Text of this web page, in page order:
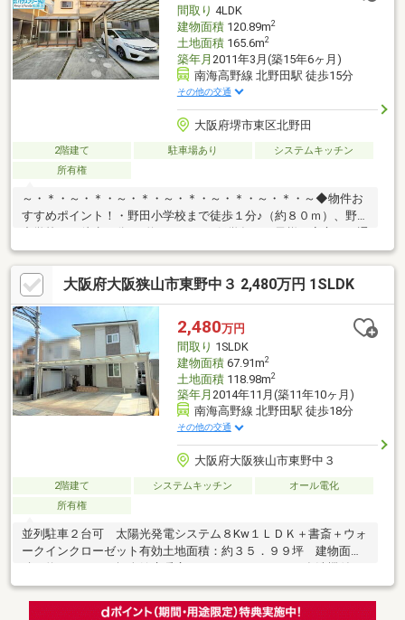
間取り 4LDK
建物面積120.89m2
土地面積165.6m2
築年月 2011年3月(築15年6ヶ月)
南海高野線 北野田駅 徒歩15分
その他の交通
大阪府堺市東区北野田
2階建て 駐車場あり
システムキッチン
所有権
～・＊・～・＊・～・＊・～・＊・～・＊・～・＊・～◆物件お
すすめポイント！・野田小学校まで徒歩１分♪（約８０ｍ）、野田
中学校まで徒歩５分♪（約４００ｍ）低学年のお子様も安心して通
学できます♪・一種低層の閑静な住宅地♪のびのびと子育てをした
いご家族にぴったりです♪・ＬＤＫは１６.３帖♪対面キッチン採用
のリビングは家族が一つになれる空間となります！ハウスフリー
ダムは【東証スタンダード上場企業】です。不動産購入や住宅ロ
ーンについては、ハウスフリーダムにお任せ下さい。（ご来店の
際は、店舗前に大型駐車場を完備しております！）
大阪府大阪狭山市東野中３ 2,480万円 1SLDK
2,480万円
間取り 1SLDK
建物面積67.91m2
土地面積118.98m2
築年月 2014年11月(築11年10ヶ月)
南海高野線 北野田駅 徒歩18分
その他の交通
大阪府大阪狭山市東野中３
2階建て システムキッチン
オール電化
所有権
並列駐車２台可 太陽光発電システム８Kw１ＬＤＫ＋書斎＋ウォ
ークインクローゼット有効土地面積：約３５．９９坪 建物面
１階玄関にも洗面台有２４時間換気ペアガラス駐車スペースに宅
配BOX有普通車２台可２方道路